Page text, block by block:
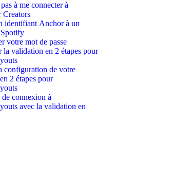
à me connecter à
Creators
identifiant Anchor à un
votre mot de passe
la validation en 2 étapes pour
configuration de votre
2 étapes pour
de connexion à
avec la validation en